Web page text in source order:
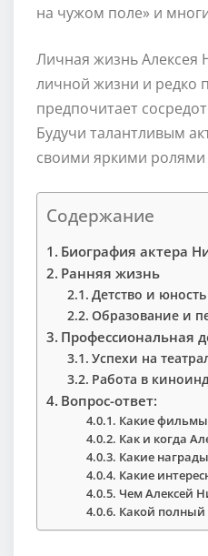
на чужом поле» и
Личная жизнь Алексея
личной жизни и редко
предпочитает
Будучи талантливым
своими яркими
Содержание
Биография актера
Ранняя жизнь
Детство и юность
Образование и
Профессиональная
Успехи на
Работа в
Вопрос-ответ:
Какие фильмы
Как и когда
Какие
Какие
Чем Алексей
Какой полный